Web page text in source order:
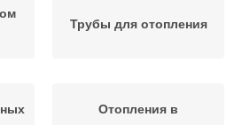
Трубы для отопления
Отопления в